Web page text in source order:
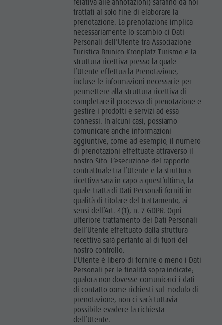
relativa alle annotazioni) saranno da noi
trattati al solo fine di elaborare la
prenotazione. La prenotazione implica
necessariamente lo scambio di Dati
Personali dell’Utente tra Associazione
Turistica Brunico Kronplatz Turismo e la
struttura ricettiva presso la quale
l’Utente effettua la Prenotazione,
incluse le informazioni necessarie per
permettere alla struttura ricettiva di
completare il processo di prenotazione e
gestire i prodotti e servizi ad essa
connessi. In alcuni casi, possiamo
comunicare anche informazioni
aggiuntive, come ad esempio, il numero
di prenotazioni effettuate attraverso il
nostro Sito. L’esecuzione del rapporto
contrattuale tra l’Utente e la struttura
ricettiva sarà in capo a quest’ultima, la
quale tratta di Dati Personali forniti in
qualità di titolare del trattamento, ai
sensi dell’Art. 4(1), n. 7 GDPR. Ogni
ulteriore trattamento dei Dati Personali
dell’Utente effettuato dalla struttura
recettiva sarà pertanto al di fuori del
nostro controllo.
L’Utente è libero di fornire o meno i Dati
Personali per le finalità sopra indicate;
qualora non dovesse comunicarci i dati
di contatto come richiesti sul modulo di
prenotazione, non ci sarà tuttavia
possibile evadere la richiesta
dell’Utente.